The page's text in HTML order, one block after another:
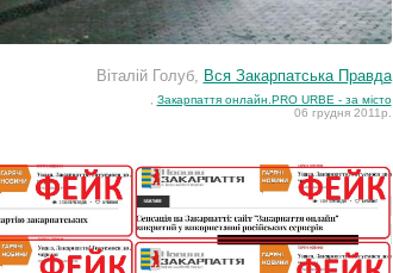
Віталій Голуб, Вся Закарпатська Правда
Закарпаття онлайн.PRO URBE - за місто
06 грудня 2011р.